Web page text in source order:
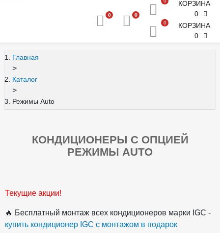
0 0
КОРЗИНА
0
0
КОРЗИНА
0
Главная
>
Каталог
>
Режимы Auto
КОНДИЦИОНЕРЫ С ОПЦИЕЙ
РЕЖИМЫ AUTO
Текущие акции!
🔥 Бесплатный монтаж всех кондиционеров марки IGC -
купить кондиционер IGC с монтажом в подарок